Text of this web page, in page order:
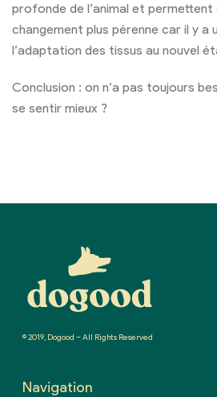
profonde de l’animal et permettent
changement plus pérenne car il y a
l’adaptation des tissus au nouvel
Conclusion : on n’a pas toujours
se sentir mieux ?
© 2019, Dogood – All Rights Reserved
Navigation